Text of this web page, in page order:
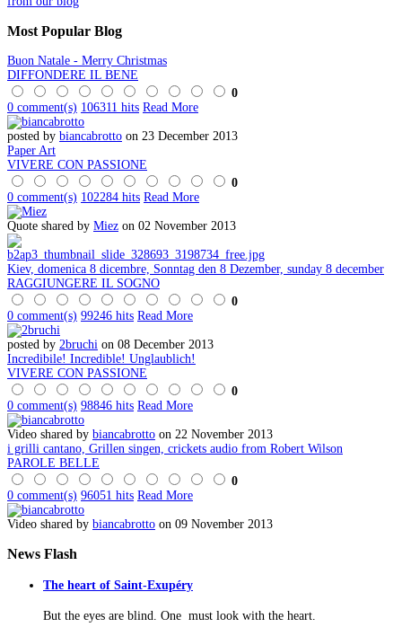
Most Popular Blog
Buon Natale - Merry Christmas
DIFFONDERE IL BENE
0
0 comment(s) 106311 hits Read More
posted by biancabrotto on 23 December 2013
Paper Art
VIVERE CON PASSIONE
0
0 comment(s) 102284 hits Read More
Quote shared by Miez on 02 November 2013
Kiev, domenica 8 dicembre, Sonntag den 8 Dezember, sunday 8 december
RAGGIUNGERE IL SOGNO
0
0 comment(s) 99246 hits Read More
posted by 2bruchi on 08 December 2013
Incredibile! Incredible! Unglaublich!
VIVERE CON PASSIONE
0
0 comment(s) 98846 hits Read More
Video shared by biancabrotto on 22 November 2013
i grilli cantano, Grillen singen, crickets audio from Robert Wilson
PAROLE BELLE
0
0 comment(s) 96051 hits Read More
Video shared by biancabrotto on 09 November 2013
News Flash
The heart of Saint-Exupéry
But the eyes are blind. One must look with the heart.